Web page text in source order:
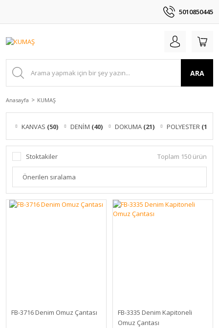
5010850445
ARA
Anasayfa KUMAŞ
KANVAS (50) DENİM (40) DOKUMA (21) POLYESTER (19)
Stoktakiler Toplam 150 ürün
FB-3716 Denim Omuz Çantası
FB-3335 Denim Kapitoneli
Omuz Çantası